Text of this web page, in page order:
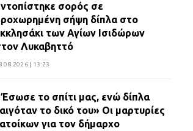
σορός σε
σήψη δίπλα στο
των Αγίων Ισιδώρων
Λυκαβηττό
| 13:23
το σπίτι μας, ενώ δίπλα
το δικό του» Οι μαρτυρίες
για τον δήμαρχο